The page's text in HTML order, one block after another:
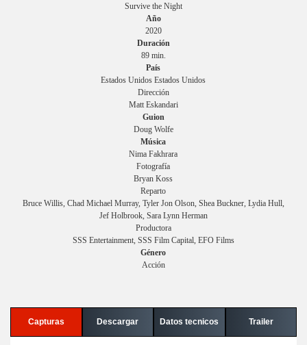
Survive the Night
Año
2020
Duración
89 min.
País
Estados Unidos Estados Unidos
Dirección
Matt Eskandari
Guion
Doug Wolfe
Música
Nima Fakhrara
Fotografía
Bryan Koss
Reparto
Bruce Willis, Chad Michael Murray, Tyler Jon Olson, Shea Buckner, Lydia Hull,
Jef Holbrook, Sara Lynn Herman
Productora
SSS Entertainment, SSS Film Capital, EFO Films
Género
Acción
Capturas Descargar Datos tecnicos Trailer